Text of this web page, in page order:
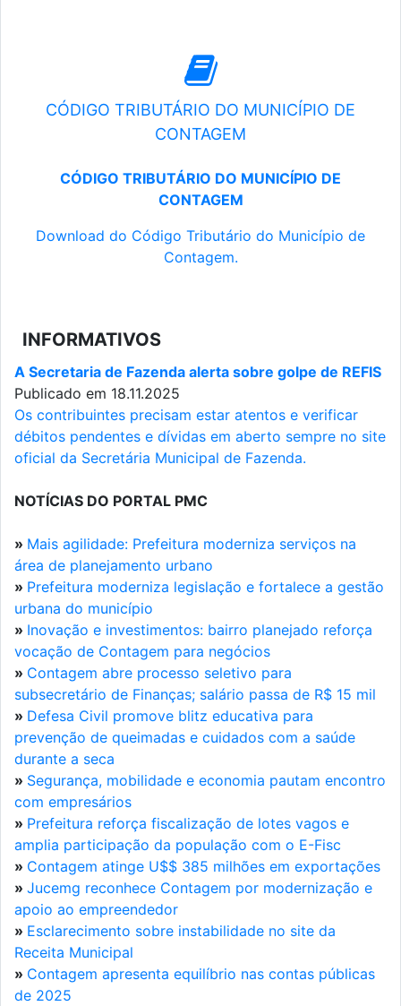
CÓDIGO TRIBUTÁRIO DO MUNICÍPIO DE
CONTAGEM
CÓDIGO TRIBUTÁRIO DO MUNICÍPIO DE
CONTAGEM
Download do Código Tributário do Município de
Contagem.
INFORMATIVOS
A Secretaria de Fazenda alerta sobre golpe de REFIS
Publicado em 18.11.2025
Os contribuintes precisam estar atentos e verificar
débitos pendentes e dívidas em aberto sempre no site
oficial da Secretária Municipal de Fazenda.
NOTÍCIAS DO PORTAL PMC
» Mais agilidade: Prefeitura moderniza serviços na
área de planejamento urbano
» Prefeitura moderniza legislação e fortalece a gestão
urbana do município
» Inovação e investimentos: bairro planejado reforça
vocação de Contagem para negócios
» Contagem abre processo seletivo para
subsecretário de Finanças; salário passa de R$ 15 mil
» Defesa Civil promove blitz educativa para
prevenção de queimadas e cuidados com a saúde
durante a seca
» Segurança, mobilidade e economia pautam encontro
com empresários
» Prefeitura reforça fiscalização de lotes vagos e
amplia participação da população com o E-Fisc
» Contagem atinge U$$ 385 milhões em exportações
» Jucemg reconhece Contagem por modernização e
apoio ao empreendedor
» Esclarecimento sobre instabilidade no site da
Receita Municipal
» Contagem apresenta equilíbrio nas contas públicas
de 2025